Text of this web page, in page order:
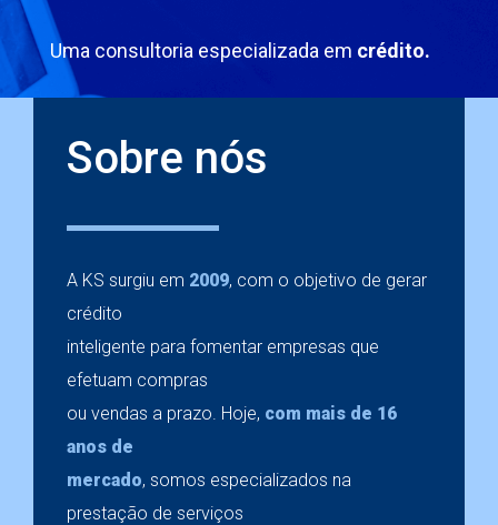
Uma consultoria especializada em crédito.
Sobre nós
A KS surgiu em 2009, com o objetivo de gerar
crédito
inteligente para fomentar empresas que
efetuam compras
ou vendas a prazo. Hoje, com mais de 16
anos de
mercado, somos especializados na
prestação de serviços